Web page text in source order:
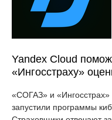
Yandex Cloud
«Ингосстраху»
«СОГАЗ» и «Ингосстрах»
запустили программы